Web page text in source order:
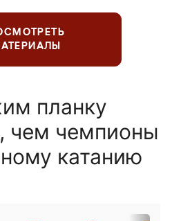
планку
чем чемпионы
катанию